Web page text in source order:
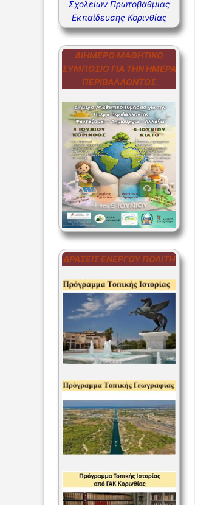
Σχολείων Πρωτοβάθμιας
Εκπαίδευσης Κορινθίας
ΔΙΉΜΕΡΟ ΜΑΘΗΤΙΚΌ
ΣΥΜΠΌΣΙΟ ΓΙΑ ΤΗΝ ΗΜΈΡΑ
ΠΕΡΙΒΆΛΛΟΝΤΟΣ
ΔΡΆΣΕΙΣ ΕΝΕΡΓΟΎ ΠΟΛΊΤΗ